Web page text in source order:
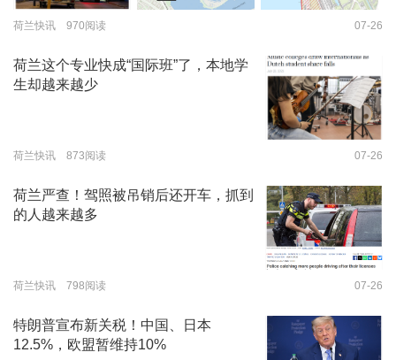
荷兰快讯 970阅读 07-26
荷兰这个专业快成“国际班”了，本地学
生却越来越少
荷兰快讯 873阅读 07-26
荷兰严查！驾照被吊销后还开车，抓到
的人越来越多
荷兰快讯 798阅读 07-26
特朗普宣布新关税！中国、日本
12.5%，欧盟暂维持10%